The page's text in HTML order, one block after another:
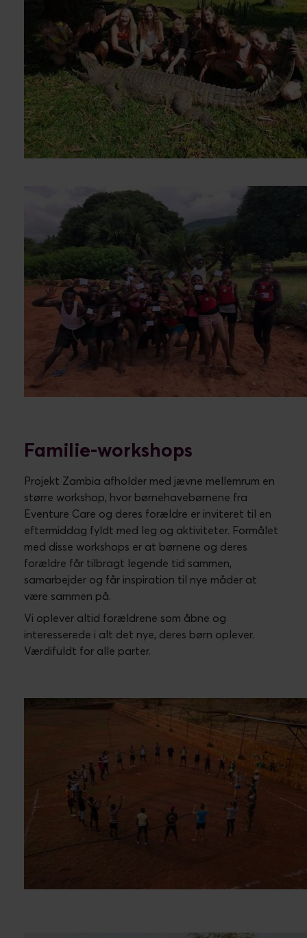
Familie-workshops
Projekt Zambia afholder med jævne mellemrum en
større workshop, hvor børnehavebørnene fra
Eventure Care og deres forældre er inviteret til en
eftermiddag fyldt med leg og aktiviteter. Formålet
med disse workshops er at børnene og deres
forældre får tilbragt legende tid sammen,
samarbejder og får inspiration til nye måder at
være sammen på.
Vi oplever altid forældrene som åbne og
interesserede i alt det nye, deres børn oplever.
Værdifuldt for alle parter.